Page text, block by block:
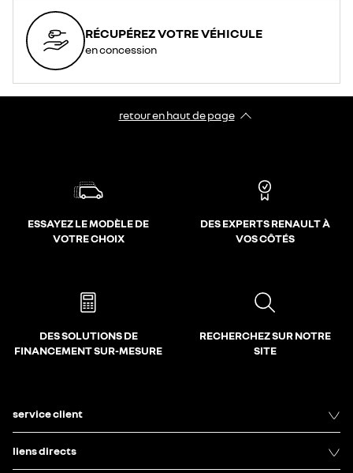
RÉCUPÉREZ VOTRE VÉHICULE
en concession
retour en haut de page​
ESSAYEZ LE MODÈLE DE
VOTRE CHOIX
DES EXPERTS RENAULT À
VOS CÔTÉS
DES SOLUTIONS DE
FINANCEMENT SUR-MESURE
RECHERCHEZ SUR NOTRE
SITE
service client
liens directs